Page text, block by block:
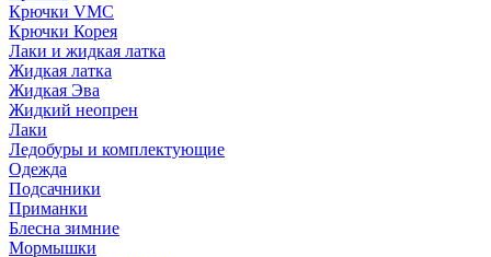
Крючки VMC
Крючки Корея
Лаки и жидкая латка
Жидкая латка
Жидкая Эва
Жидкий неопрен
Лаки
Ледобуры и комплектующие
Одежда
Подсачники
Приманки
Блесна зимние
Мормышки